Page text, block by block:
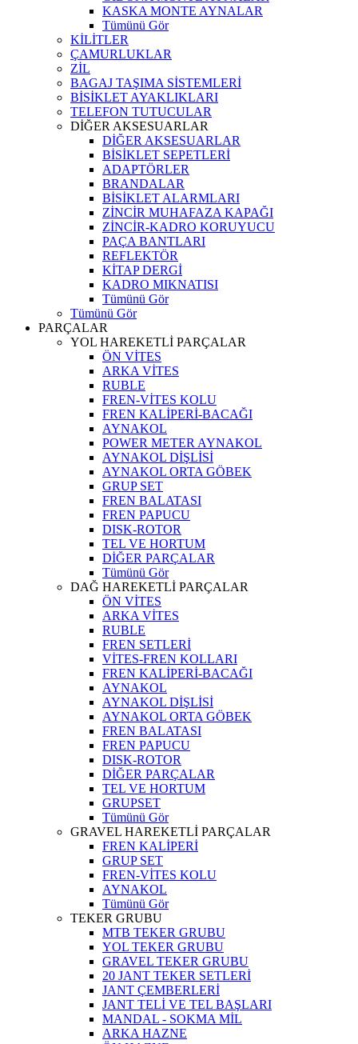
KASKA MONTE AYNALAR
Tümünü Gör
KİLİTLER
ÇAMURLUKLAR
ZİL
BAGAJ TAŞIMA SİSTEMLERİ
BİSİKLET AYAKLIKLARI
TELEFON TUTUCULAR
DİĞER AKSESUARLAR
DİĞER AKSESUARLAR
BİSİKLET SEPETLERİ
ADAPTÖRLER
BRANDALAR
BİSİKLET ALARMLARI
ZİNCİR MUHAFAZA KAPAĞI
ZİNCİR-KADRO KORUYUCU
PAÇA BANTLARI
REFLEKTÖR
KİTAP DERGİ
KADRO MIKNATISI
Tümünü Gör
Tümünü Gör
PARÇALAR
YOL HAREKETLİ PARÇALAR
ÖN VİTES
ARKA VİTES
RUBLE
FREN-VİTES KOLU
FREN KALİPERİ-BACAĞI
AYNAKOL
POWER METER AYNAKOL
AYNAKOL DİŞLİSİ
AYNAKOL ORTA GÖBEK
GRUP SET
FREN BALATASI
FREN PAPUCU
DISK-ROTOR
TEL VE HORTUM
DİĞER PARÇALAR
Tümünü Gör
DAĞ HAREKETLİ PARÇALAR
ÖN VİTES
ARKA VİTES
RUBLE
FREN SETLERİ
VİTES-FREN KOLLARI
FREN KALİPERİ-BACAĞI
AYNAKOL
AYNAKOL DİŞLİSİ
AYNAKOL ORTA GÖBEK
FREN BALATASI
FREN PAPUCU
DISK-ROTOR
DİĞER PARÇALAR
TEL VE HORTUM
GRUPSET
Tümünü Gör
GRAVEL HAREKETLİ PARÇALAR
FREN KALİPERİ
GRUP SET
FREN-VİTES KOLU
AYNAKOL
Tümünü Gör
TEKER GRUBU
MTB TEKER GRUBU
YOL TEKER GRUBU
GRAVEL TEKER GRUBU
20 JANT TEKER SETLERİ
JANT ÇEMBERLERİ
JANT TELİ VE TEL BAŞLARI
MANDAL - SOKMA MİL
ARKA HAZNE